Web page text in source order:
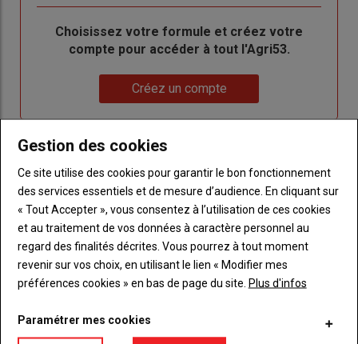
BodyChoisissez votre formule et créez votre
compte pour accéder à tout l'Agri53.
Créez un compte
LES PLUS LUS
Gestion des cookies
Ce site utilise des cookies pour garantir le bon fonctionnement
des services essentiels et de mesure d’audience. En cliquant sur
« Tout Accepter », vous consentez à l’utilisation de ces cookies
et au traitement de vos données à caractère personnel au
regard des finalités décrites. Vous pourrez à tout moment
revenir sur vos choix, en utilisant le lien « Modifier mes
préférences cookies » en bas de page du site. Plus d'infos
Paramétrer mes cookies